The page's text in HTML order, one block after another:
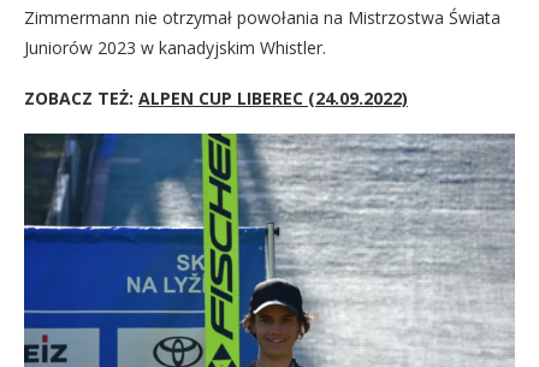
Zimmermann nie otrzymał powołania na Mistrzostwa Świata
Juniorów 2023 w kanadyjskim Whistler.
ZOBACZ TEŻ: ALPEN CUP LIBEREC (24.09.2022)